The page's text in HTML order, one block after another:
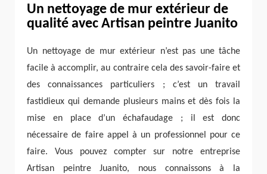
Un nettoyage de mur extérieur de
qualité avec Artisan peintre Juanito
Un nettoyage de mur extérieur n’est pas une tâche
facile à accomplir, au contraire cela des savoir-faire et
des connaissances particuliers ; c’est un travail
fastidieux qui demande plusieurs mains et dès fois la
mise en place d’un échafaudage ; il est donc
nécessaire de faire appel à un professionnel pour ce
faire. Vous pouvez compter sur notre entreprise
Artisan peintre Juanito, nous connaissons à la